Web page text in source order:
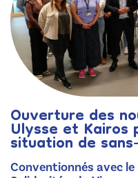
Ouverture des
Ulysse et Kairos
situation de
Conventionnés avec